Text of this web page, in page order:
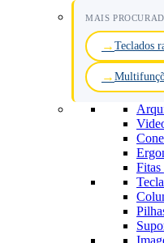
MAIS
Teclados
Fitas